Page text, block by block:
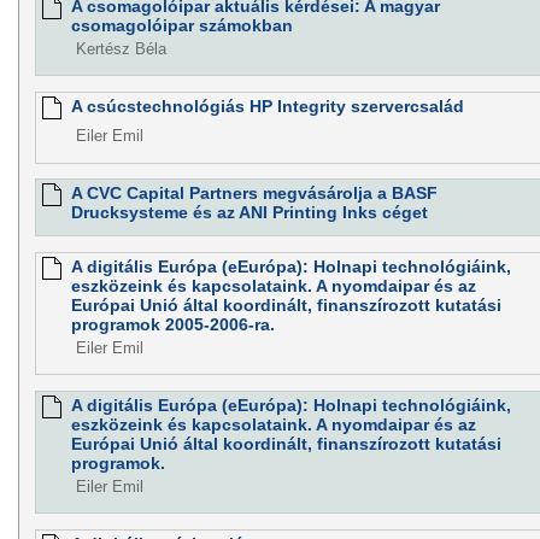
A csomagolóipar aktuális kérdései: A magyar
csomagolóipar számokban
Kertész Béla
A csúcstechnológiás HP Integrity szervercsalád
Eiler Emil
A CVC Capital Partners megvásárolja a BASF
Drucksysteme és az ANI Printing Inks céget
A digitális Európa (eEurópa): Holnapi technológiáink,
eszközeink és kapcsolataink. A nyomdaipar és az
Európai Unió által koordinált, finanszírozott kutatási
programok 2005-2006-ra.
Eiler Emil
A digitális Európa (eEurópa): Holnapi technológiáink,
eszközeink és kapcsolataink. A nyomdaipar és az
Európai Unió által koordinált, finanszírozott kutatási
programok.
Eiler Emil